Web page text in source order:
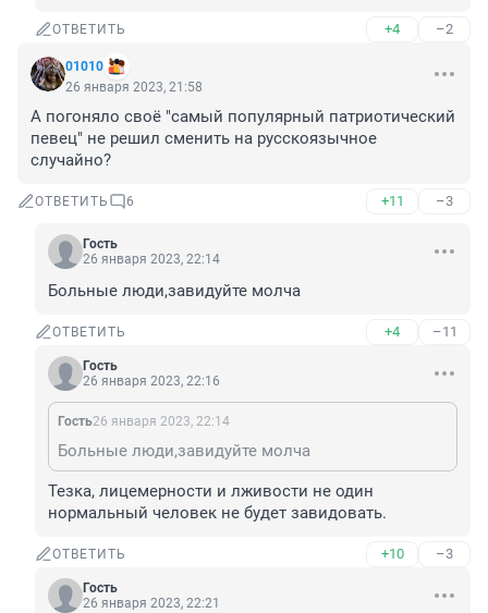
ОТВЕТИТЬ +4 –2
01010
26 января 2023, 21:58
А погоняло своё "самый популярный патриотический
певец" не решил сменить на русскоязычное
случайно?
ОТВЕТИТЬ 6 +11 –3
Гость
26 января 2023, 22:14
Больные люди,завидуйте молча
ОТВЕТИТЬ +4 –11
Гость
26 января 2023, 22:16
Гость26 января 2023, 22:14
Больные люди,завидуйте молча
Тезка, лицемерности и лживости не один
нормальный человек не будет завидовать.
ОТВЕТИТЬ +10 –3
Гость
26 января 2023, 22:21